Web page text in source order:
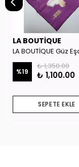
LA BOUTİQUE
%19
₺ 1,350.00
₺ 1,100.00
SEPETE EKLE